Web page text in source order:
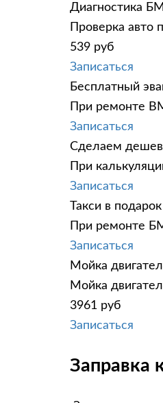
Диагностика
Проверка авто
539 руб
Записаться
Бесплатный
При ремонте
Записаться
Сделаем
При
Записаться
Такси в подарок
При ремонте
Записаться
Мойка
Мойка
3961 руб
Записаться
Заправка